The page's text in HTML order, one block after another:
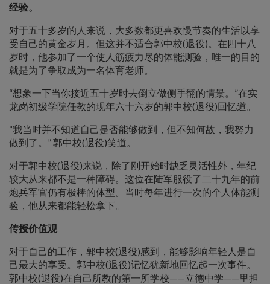
经验。
对于五十多岁的人来说，大多数都更喜欢慢节奏的生活以享
受自己的黄金岁月。但这并不适合郭中校(退役)。在四十八
岁时，他参加了一个使人筋疲力尽的体能测验，唯一的目的
就是为了争取成为一名体育老师。
“想象一下当你接近五十岁时去倒立做侧手翻的情景。”在实
龙岗初级学院任教的现年六十六岁的郭中校(退役)回忆道。
“我当时并不知道自己是否能够做到，但不知何故，我努力
做到了。” 郭中校(退役)笑道。
对于郭中校(退役)来说，除了刚开始时缺乏灵活性外，年纪
较大从来都不是一种障碍。这位在陆军服役了二十九年的前
炮兵军官仍有极棒的体型。当时每年进行一次的个人体能测
验，他从来都能轻松拿下。
传授价值观
对于自己的工作，郭中校(退役)感到，能够影响年轻人是自
己最大的享受。郭中校(退役)记忆犹新地回忆起一次事件。
郭中校(退役)在自己所教的第一所学校——立德中学——里担